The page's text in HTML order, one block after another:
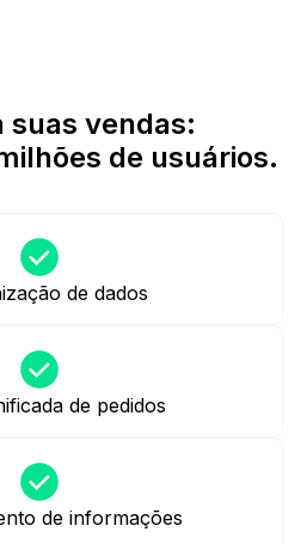
suas vendas:
de usuários.
de dados
de pedidos
de informações